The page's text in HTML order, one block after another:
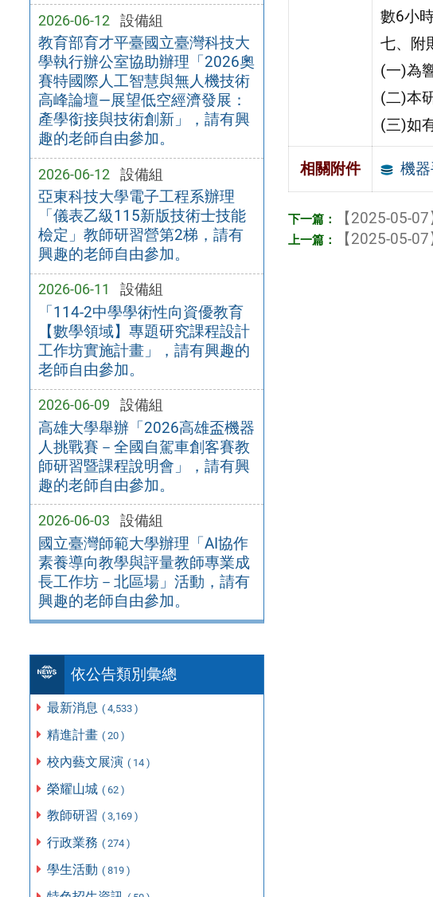
2026-06-12 設備組
教育部育才平臺國立臺灣科技大
學執行辦公室協助辦理「2026奧
賽特國際人工智慧與無人機技術
高峰論壇—展望低空經濟發展：
產學銜接與技術創新」，請有興
趣的老師自由參加。
2026-06-12 設備組
亞東科技大學電子工程系辦理
「儀表乙級115新版技術士技能
檢定」教師研習營第2梯，請有
興趣的老師自由參加。
2026-06-11 設備組
「114-2中學學術性向資優教育
【數學領域】專題研究課程設計
工作坊實施計畫」，請有興趣的
老師自由參加。
2026-06-09 設備組
高雄大學舉辦「2026高雄盃機器
人挑戰賽－全國自駕車創客賽教
師研習暨課程說明會」，請有興
趣的老師自由參加。
2026-06-03 設備組
國立臺灣師範大學辦理「AI協作
素養導向教學與評量教師專業成
長工作坊－北區場」活動，請有
興趣的老師自由參加。
依公告類別彙總
最新消息 ( 4,533 )
精進計畫 ( 20 )
校內藝文展演 ( 14 )
榮耀山城 ( 62 )
教師研習 ( 3,169 )
行政業務 ( 274 )
學生活動 ( 819 )
數6小時
七、附
(一)為
(二)本
(三)如
相關附件 機
【2025-05-
【2025-05-07